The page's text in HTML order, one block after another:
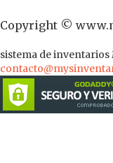
Copyright ©
sistema de inventarios